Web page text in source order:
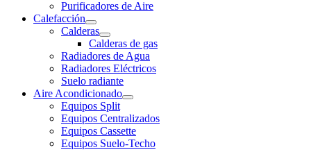
Purificadores de Aire
Calefacción
Calderas
Calderas de gas
Radiadores de Agua
Radiadores Eléctricos
Suelo radiante
Aire Acondicionado
Equipos Split
Equipos Centralizados
Equipos Cassette
Equipos Suelo-Techo